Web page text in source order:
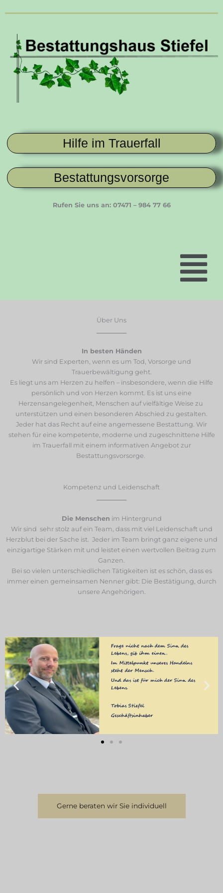
Inhalt
Hilfe im Trauerfall
Bestattungsvorsorge
Rufen Sie uns an: 07471 – 984 77 66
Über Uns
In besten Händen
Wir sind Experten, wenn es um Tod, Vorsorge und
Trauerbewältigung geht.
Es liegt uns am Herzen zu helfen – insbesondere, wenn die Hilfe
persönlich und von Herzen kommt. Es ist uns eine
Herzensangelegenheit, Menschen auf vielfältige Weise zu
unterstützen und einen besonderen Abschied zu gestalten.
Jeder hat das Recht auf eine angemessene Bestattung. Wir
stehen für eine kompetente, moderne und zugeschnittene Hilfe
im Trauerfall mit einem informativen Angebot zur
Bestattungsvorsorge.
Kompetenz und Leidenschaft
Die Menschen im Hintergrund
Wir sind sehr stolz auf ein Team, dass mit viel Leidenschaft und
Herzblut bei der Sache ist. Jeder im Team bringt ganz eigene und
einzigartige Stärken mit und leistet einen wertvollen Beitrag zum
Ganzen.
Bei so vielen unterschiedlichen Tätigkeiten ist es schön, dass es
immer einen gemeinsamen Nenner gibt: Die Bestätigung, durch
unsere Angehörigen.
Gerne beraten wir Sie individuell